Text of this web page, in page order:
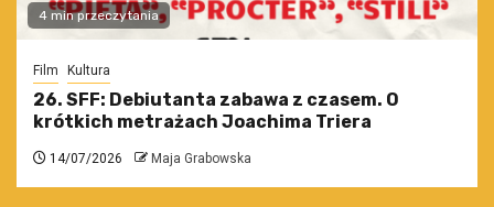
4 min przeczytania
Film Kultura
26. SFF: Debiutanta zabawa z czasem. O
krótkich metrażach Joachima Triera
14/07/2026 Maja Grabowska